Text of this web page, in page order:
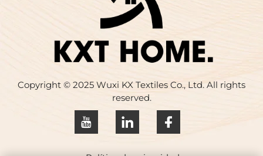
Copyright © 2025 Wuxi KX Textiles Co., Ltd. All rights
reserved.